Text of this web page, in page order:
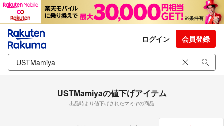
ログイン 会員登録
USTMamiyaの値下げアイテム
出品時より値下げされたマミヤの商品